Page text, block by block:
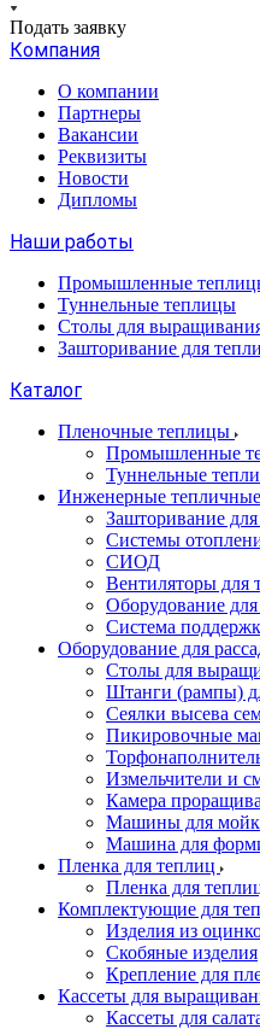
Подать заявку
Компания
О компании
Партнеры
Вакансии
Реквизиты
Новости
Дипломы
Наши работы
Промышленные
Туннельные теплицы
Столы для
Зашторивание для
Каталог
Пленочные теплицы
Промышленные
Туннельные
Инженерные
Зашторивание
Системы
СИОД
Вентиляторы для
Оборудование
Система
Оборудование для
Столы для
Штанги (рампы)
Сеялки высева
Пикировочные
Измельчители и
Камера
Машины для
Машина для
Пленка для теплиц
Пленка для
Комплектующие для
Изделия из
Скобяные изделия
Крепление для
Кассеты для
Кассеты для